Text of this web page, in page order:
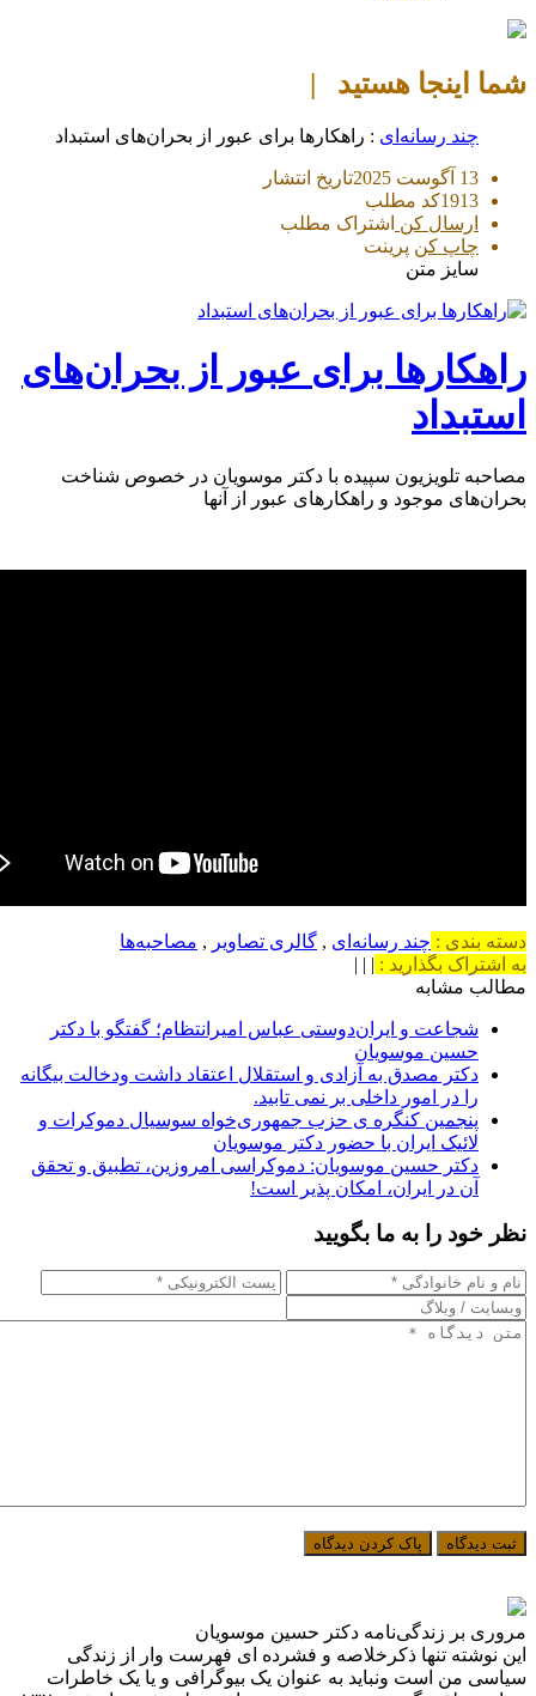
شما اینجا هستید |
چند رسانه‌ای : راهکارها برای عبور از بحران‌های استبداد
13 آگوست 2025
تاریخ انتشار
1913کد مطلب
ارسال کن اشتراک مطلب
چاپ کن پرینت
سایز متن
راهکارها برای عبور از بحران‌های
استبداد
مصاحبه تلویزیون سپیده با دکتر موسویان در خصوص شناخت
بحران‌های موجود و راهکارهای عبور از آنها
دسته بندی : چند رسانه‌ای , گالری تصاویر , مصاحبه‌ها
به اشتراک بگذارید : |
|
|
مطالب مشابه
شجاعت و ایران‌دوستی عباس امیرانتظام؛ گفتگو با دکتر
حسین موسویان
دکتر مصدق به آزادی و استقلال اعتقاد داشت ودخالت بیگانه
را در امور داخلی بر نمی تابید.
پنجمین کنگره ی حزب جمهوری‌خواه سوسیال دموکرات و
لائیک ایران با حضور دکتر موسویان
دکتر حسین موسویان: دموکراسی امروزین، تطبیق و تحقق
آن در ایران، امکان پذیر است!
نظر خود را به ما بگویید
مروری بر زندگی‌نامه دکتر حسین موسویان
این نوشته تنها ذکرخلاصه و فشرده ای فهرست وار از زندگی
سیاسی من است ونباید به عنوان یک بیوگرافی و یا یک خاطرات